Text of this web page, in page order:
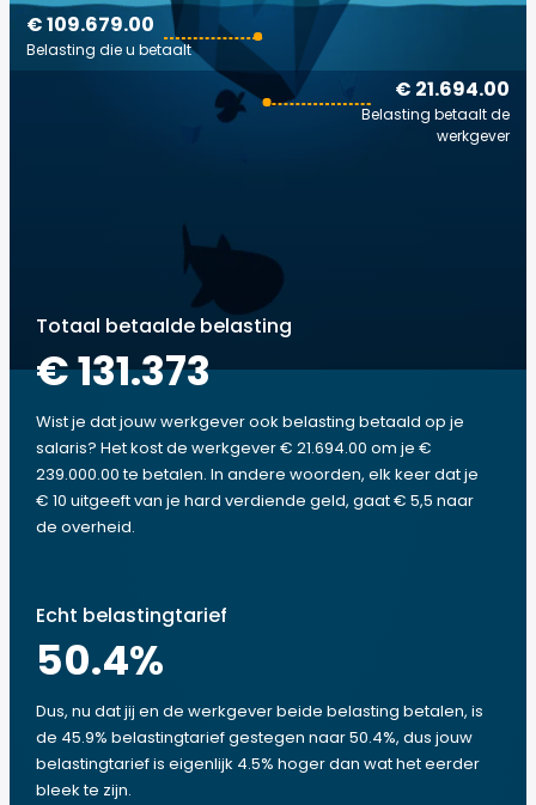
€ 21.694.00
Belasting betaalt de
werkgever
€ 109.679.00
Belasting die u betaalt
Totaal betaalde belasting
€ 131.373
Wist je dat jouw werkgever ook belasting betaald op je
salaris? Het kost de werkgever € 21.694.00 om je €
239.000.00 te betalen. In andere woorden, elk keer dat je
€ 10 uitgeeft van je hard verdiende geld, gaat € 5,5 naar
de overheid.
Echt belastingtarief
50.4%
Dus, nu dat jij en de werkgever beide belasting betalen, is
de 45.9% belastingtarief gestegen naar 50.4%, dus jouw
belastingtarief is eigenlijk 4.5% hoger dan wat het eerder
bleek te zijn.